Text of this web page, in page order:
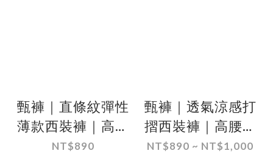
甄褲｜直條紋彈性
薄款西裝褲｜高腰
直筒・打摺剪裁・
NT$890
甄褲｜透氣涼感打
摺西裝褲｜高腰直
筒・打摺設計・暗
NT$890 ~ NT$1,000